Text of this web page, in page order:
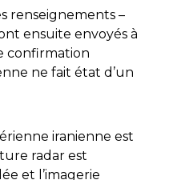
renseignements –
ensuite envoyés à
confirmation
ne fait état d’un
iranienne est
radar est
et l’imagerie